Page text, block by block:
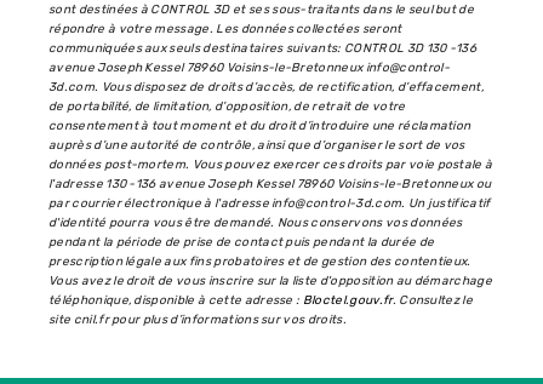
sont destinées à CONTROL 3D et ses sous-traitants dans le seul but de
répondre à votre message. Les données collectées seront
communiquées aux seuls destinataires suivants: CONTROL 3D 130 -136
avenue Joseph Kessel 78960 Voisins-le-Bretonneux info@control-
3d.com. Vous disposez de droits d’accès, de rectification, d’effacement,
de portabilité, de limitation, d’opposition, de retrait de votre
consentement à tout moment et du droit d’introduire une réclamation
auprès d’une autorité de contrôle, ainsi que d’organiser le sort de vos
données post-mortem. Vous pouvez exercer ces droits par voie postale à
l'adresse 130 -136 avenue Joseph Kessel 78960 Voisins-le-Bretonneux ou
par courrier électronique à l'adresse info@control-3d.com. Un justificatif
d'identité pourra vous être demandé. Nous conservons vos données
pendant la période de prise de contact puis pendant la durée de
prescription légale aux fins probatoires et de gestion des contentieux.
Vous avez le droit de vous inscrire sur la liste d'opposition au démarchage
téléphonique, disponible à cette adresse : Bloctel.gouv.fr. Consultez le
site cnil.fr pour plus d’informations sur vos droits.